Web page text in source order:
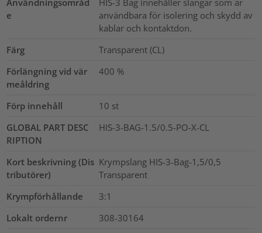
Användningsområd
e
HIS-3 Bag innehåller slangar som är
användbara för isolering och skydd av
kablar och kontaktdon.
Färg
Transparent (CL)
Förlängning vid vär
meåldring
400 %
Förp innehåll 10 st
GLOBAL PART DESC
RIPTION
HIS-3-BAG-1.5/0.5-PO-X-CL
Kort beskrivning (Dis
tributörer)
Krympslang HIS-3-Bag-1,5/0,5
Transparent
Krympförhållande
3:1
Lokalt ordernr
308-30164